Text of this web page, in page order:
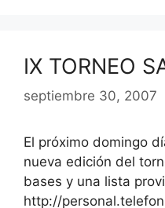
IX TORNEO
septiembre 30, 2007
El próximo domingo
nueva edición del
bases y una lista
http://